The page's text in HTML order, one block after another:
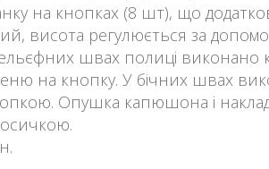
на кнопках (8 шт), що
висота регулюється за
швах полиці
на кнопку. У бічних швах
Опушка капюшона і